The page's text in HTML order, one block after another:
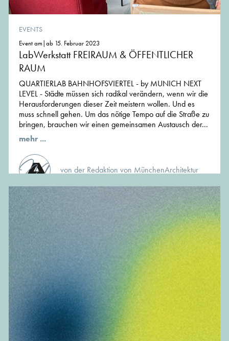
EVENTS
Event am|ab 15. Februar 2023
LabWerkstatt FREIRAUM & ÖFFENTLICHER
RAUM
QUARTIERLAB BAHNHOFSVIERTEL - by MUNICH NEXT
LEVEL - Städte müssen sich radikal verändern, wenn wir die
Herausforderungen dieser Zeit meistern wollen. Und es
muss schnell gehen. Um das nötige Tempo auf die Straße zu
bringen, brauchen wir einen gemeinsamen Austausch der...
mehr ...
von der Redaktion von MünchenArchitektur